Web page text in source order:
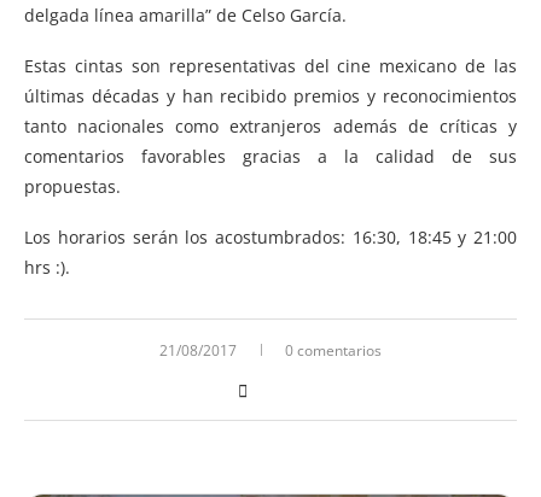
delgada línea amarilla” de Celso García.
Estas cintas son representativas del cine mexicano de las
últimas décadas y han recibido premios y reconocimientos
tanto nacionales como extranjeros además de críticas y
comentarios favorables gracias a la calidad de sus
propuestas.
Los horarios serán los acostumbrados: 16:30, 18:45 y 21:00
hrs :).
21/08/2017 0 comentarios